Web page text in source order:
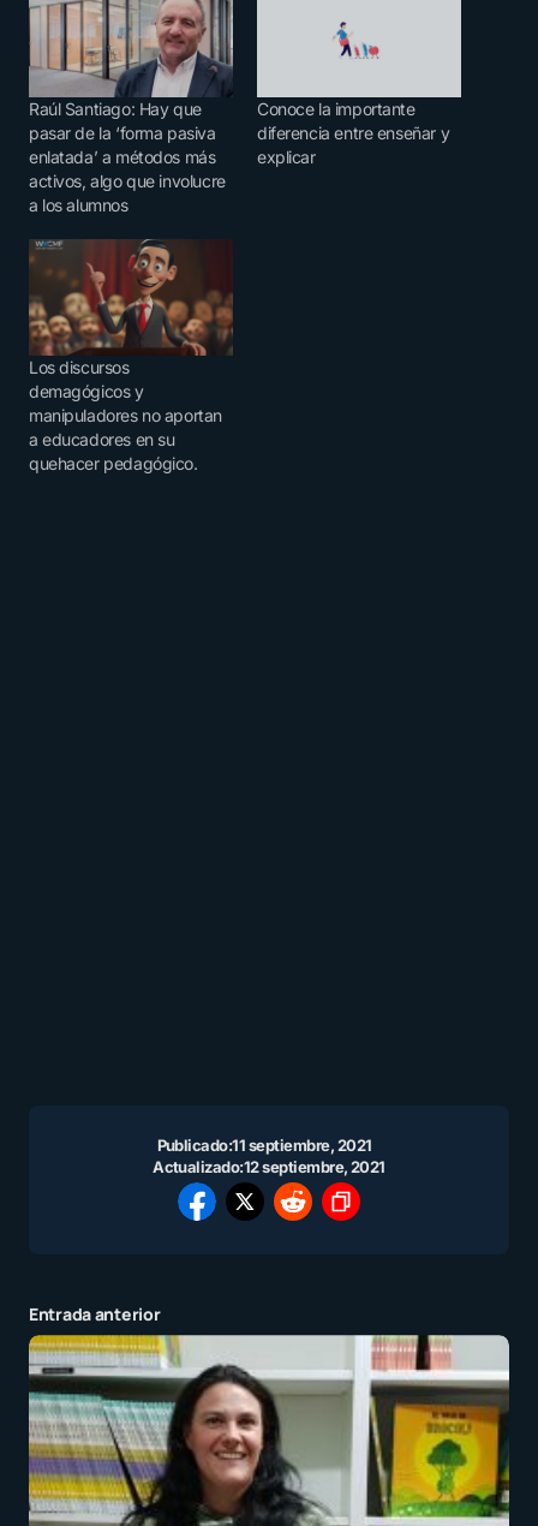
Raúl Santiago: Hay que
pasar de la ‘forma pasiva
enlatada’ a métodos más
activos, algo que involucre
a los alumnos
Conoce la importante
diferencia entre enseñar y
explicar
Los discursos
demagógicos y
manipuladores no aportan
a educadores en su
quehacer pedagógico.
Publicado:11 septiembre, 2021
Actualizado:12 septiembre, 2021
Entrada anterior